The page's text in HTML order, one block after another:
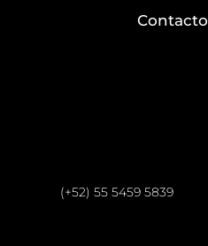
Contacto
(+52) 55 5459 5839